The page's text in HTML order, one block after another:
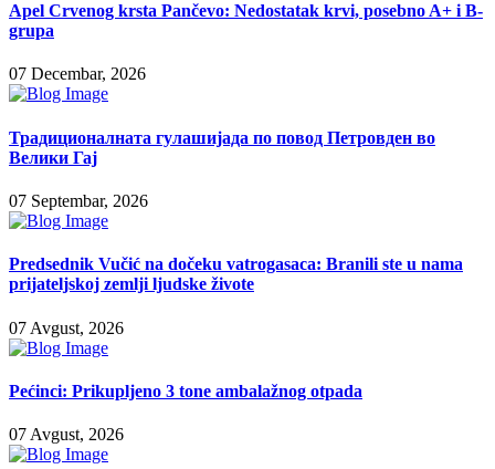
Apel Crvenog krsta Pančevo: Nedostatak krvi, posebno A+ i B-
grupa
07 Decembar, 2026
Традиционалната гулашијада по повод Петровден во
Велики Гај
07 Septembar, 2026
Predsednik Vučić na dočeku vatrogasaca: Branili ste u nama
prijateljskoj zemlji ljudske živote
07 Avgust, 2026
Pećinci: Prikupljeno 3 tone ambalažnog otpada
07 Avgust, 2026